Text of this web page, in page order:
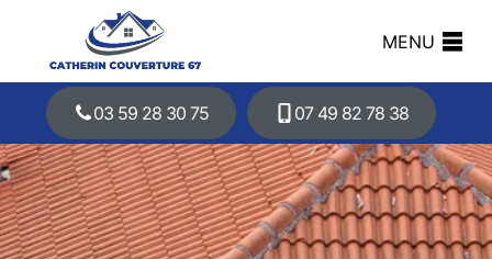
MENU
03 59 28 30 75 07 49 82 78 38